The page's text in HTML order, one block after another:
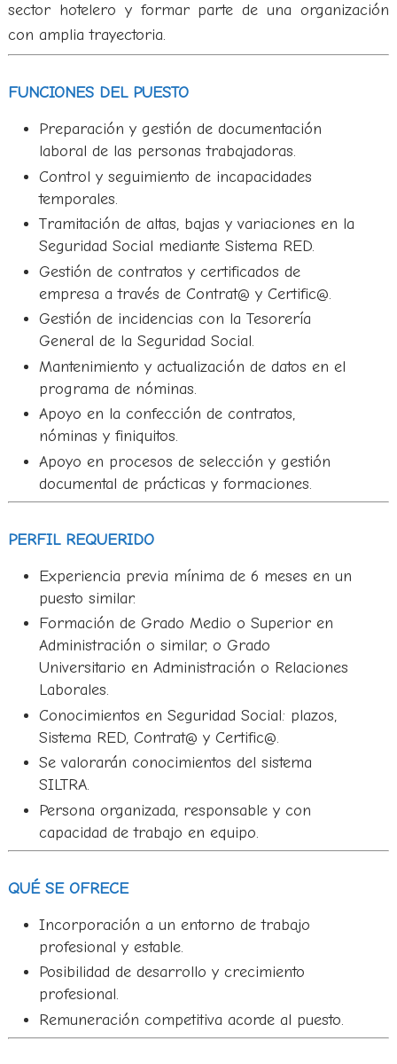
sector hotelero y formar parte de una organización
con amplia trayectoria.
FUNCIONES DEL PUESTO
Preparación y gestión de documentación
laboral de las personas trabajadoras.
Control y seguimiento de incapacidades
temporales.
Tramitación de altas, bajas y variaciones en la
Seguridad Social mediante Sistema RED.
Gestión de contratos y certificados de
empresa a través de Contrat@ y Certific@.
Gestión de incidencias con la Tesorería
General de la Seguridad Social.
Mantenimiento y actualización de datos en el
programa de nóminas.
Apoyo en la confección de contratos,
nóminas y finiquitos.
Apoyo en procesos de selección y gestión
documental de prácticas y formaciones.
PERFIL REQUERIDO
Experiencia previa mínima de 6 meses en un
puesto similar.
Formación de Grado Medio o Superior en
Administración o similar, o Grado
Universitario en Administración o Relaciones
Laborales.
Conocimientos en Seguridad Social: plazos,
Sistema RED, Contrat@ y Certific@.
Se valorarán conocimientos del sistema
SILTRA.
Persona organizada, responsable y con
capacidad de trabajo en equipo.
QUÉ SE OFRECE
Incorporación a un entorno de trabajo
profesional y estable.
Posibilidad de desarrollo y crecimiento
profesional.
Remuneración competitiva acorde al puesto.